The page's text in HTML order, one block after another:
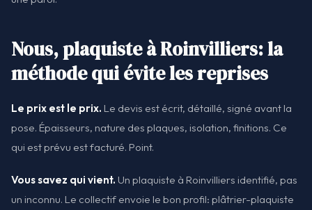
Nous, plaquiste à Roinvilliers: la
méthode qui évite les reprises
Le prix est le prix. Le devis est écrit, détaillé, signé avant la
pose. Épaisseurs, nature des plaques, isolation, finitions. Ce
qui est prévu est facturé. Point.
Vous savez qui vient. Un plaquiste à Roinvilliers identifié, pas
un inconnu. Le collectif envoie le bon profil: plâtrier-plaquiste